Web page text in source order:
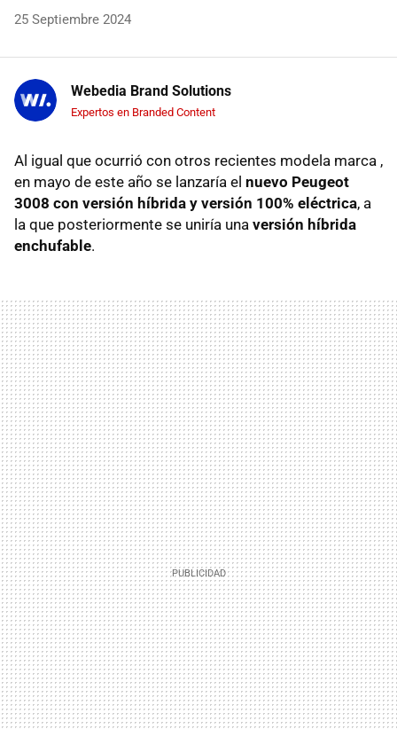
25 Septiembre 2024
Webedia Brand Solutions
Expertos en Branded Content
Al igual que ocurrió con otros recientes modela marca ,
en mayo de este año se lanzaría el nuevo Peugeot
3008 con versión híbrida y versión 100% eléctrica, a
la que posteriormente se uniría una versión híbrida
enchufable.